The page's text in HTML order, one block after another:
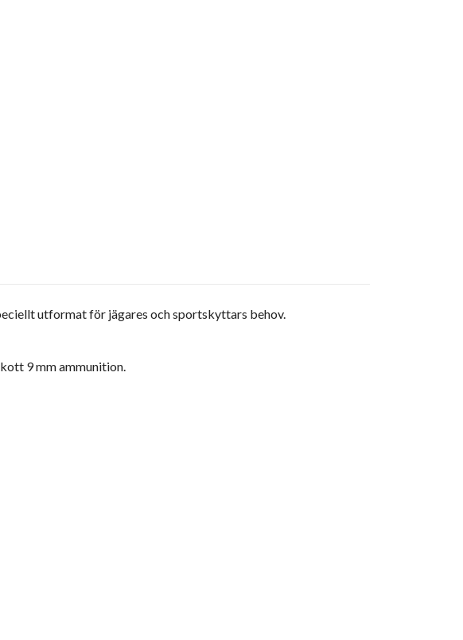
utformat för jägares och sportskyttars behov.
9 mm ammunition.